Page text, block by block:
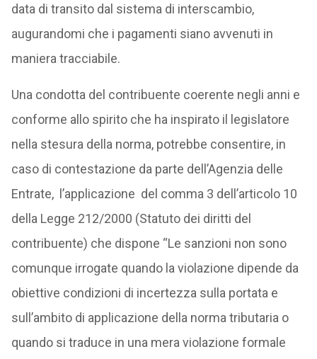
data di transito dal sistema di interscambio,
augurandomi che i pagamenti siano avvenuti in
maniera tracciabile.
Una condotta del contribuente coerente negli anni e
conforme allo spirito che ha inspirato il legislatore
nella stesura della norma, potrebbe consentire, in
caso di contestazione da parte dell’Agenzia delle
Entrate, l’applicazione del comma 3 dell’articolo 10
della Legge 212/2000 (Statuto dei diritti del
contribuente) che dispone “Le sanzioni non sono
comunque irrogate quando la violazione dipende da
obiettive condizioni di incertezza sulla portata e
sull’ambito di applicazione della norma tributaria o
quando si traduce in una mera violazione formale